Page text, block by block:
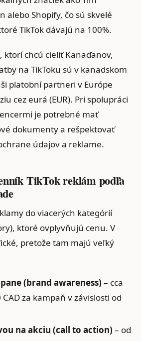
alebo Shopify, čo sú skvelé
TikTok dávajú na 100%.
ktorí chcú cieliť Kanaďanov,
na TikToku sú v kanadskom
platobní partneri v Európe
cez eurá (EUR). Pri spolupráci
je potrebné mať
dokumenty a rešpektovať
údajov a reklame.
TikTok reklám podľa
do viacerých kategórií
ktoré ovplyvňujú cenu. V
pretože tam majú veľký
(brand awareness) – cca
za kampaň v závislosti od
na akciu (call to action) – od